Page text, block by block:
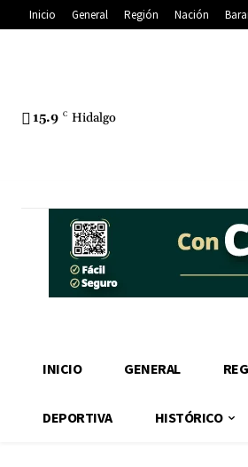
Inicio General Región Nación
15.9 C Hidalgo
INICIO GENERAL
DEPORTIVA HISTÓRICO